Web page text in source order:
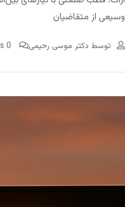
وسیعی از متقاضیان
توسط دکتر موسی رحیمی 0 Comments